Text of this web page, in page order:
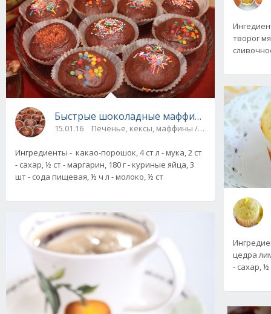
Быстрые шоколадные маффины
15.01.16 Печенье, кексы, маффины / На скорую руку
Ингредиенты - какао-порошок, 4 ст л - мука, 2 ст
- сахар, ½ ст - маргарин, 180 г - куриные яйца, 3
шт - сода пищевая, ½ ч л - молоко, ½ ст
творог
цедра
- сахар, ½